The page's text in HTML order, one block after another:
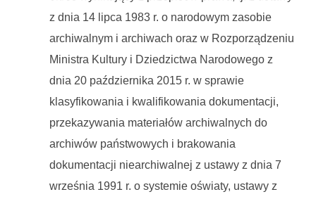
z dnia 14 lipca 1983 r. o narodowym zasobie
archiwalnym i archiwach oraz w Rozporządzeniu
Ministra Kultury i Dziedzictwa Narodowego z
dnia 20 października 2015 r. w sprawie
klasyfikowania i kwalifikowania dokumentacji,
przekazywania materiałów archiwalnych do
archiwów państwowych i brakowania
dokumentacji niearchiwalnej z ustawy z dnia 7
września 1991 r. o systemie oświaty, ustawy z